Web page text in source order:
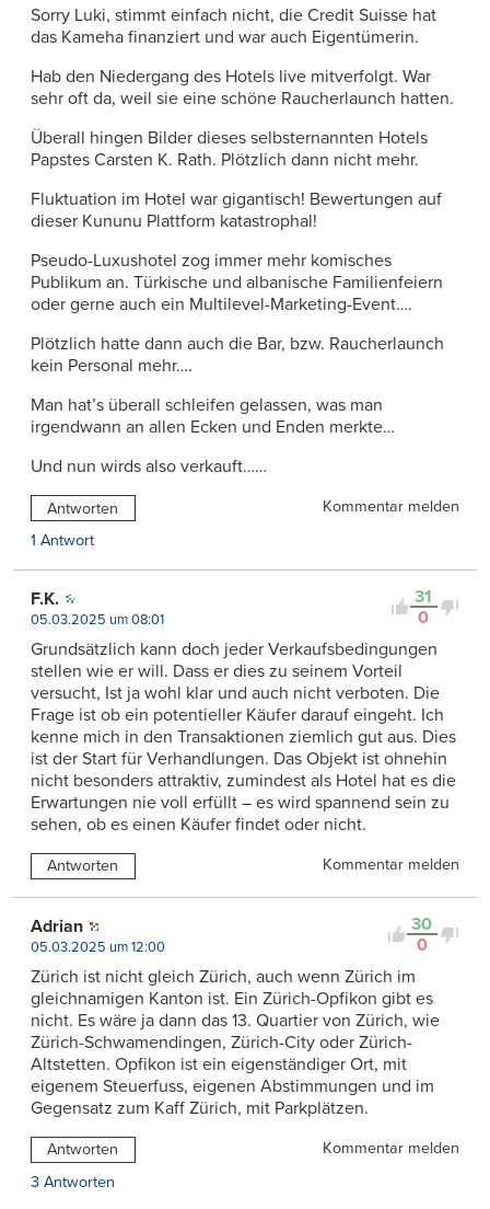
Sorry Luki, stimmt einfach nicht, die Credit Suisse hat
das Kameha finanziert und war auch Eigentümerin.
Hab den Niedergang des Hotels live mitverfolgt. War
sehr oft da, weil sie eine schöne Raucherlaunch hatten.
Überall hingen Bilder dieses selbsternannten Hotels
Papstes Carsten K. Rath. Plötzlich dann nicht mehr.
Fluktuation im Hotel war gigantisch! Bewertungen auf
dieser Kununu Plattform katastrophal!
Pseudo-Luxushotel zog immer mehr komisches
Publikum an. Türkische und albanische Familienfeiern
oder gerne auch ein Multilevel-Marketing-Event….
Plötzlich hatte dann auch die Bar, bzw. Raucherlaunch
kein Personal mehr….
Man hat’s überall schleifen gelassen, was man
irgendwann an allen Ecken und Enden merkte…
Und nun wirds also verkauft……
Antworten
Kommentar melden
1 Antwort
31
0
F.K.
05.03.2025 um 08:01
Grundsätzlich kann doch jeder Verkaufsbedingungen
stellen wie er will. Dass er dies zu seinem Vorteil
versucht, Ist ja wohl klar und auch nicht verboten. Die
Frage ist ob ein potentieller Käufer darauf eingeht. Ich
kenne mich in den Transaktionen ziemlich gut aus. Dies
ist der Start für Verhandlungen. Das Objekt ist ohnehin
nicht besonders attraktiv, zumindest als Hotel hat es die
Erwartungen nie voll erfüllt – es wird spannend sein zu
sehen, ob es einen Käufer findet oder nicht.
Antworten Kommentar melden
30
0
Adrian
05.03.2025 um 12:00
Zürich ist nicht gleich Zürich, auch wenn Zürich im
gleichnamigen Kanton ist. Ein Zürich-Opfikon gibt es
nicht. Es wäre ja dann das 13. Quartier von Zürich, wie
Zürich-Schwamendingen, Zürich-City oder Zürich-
Altstetten. Opfikon ist ein eigenständiger Ort, mit
eigenem Steuerfuss, eigenen Abstimmungen und im
Gegensatz zum Kaff Zürich, mit Parkplätzen.
Antworten
Kommentar melden
3 Antworten